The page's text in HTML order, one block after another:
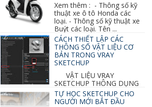
Xem thêm : - Thông số kỹ
thuật xe ô tô Honda các
loại. - Thông số kỹ thuật xe
Buýt các loại. Tên ...
CÁCH THIẾT LẬP CÁC
THÔNG SỐ VẬT LIỆU CƠ
BẢN TRONG VRAY
SKETCHUP
VẬT LIỆU VRAY
SKETCHUP THÔNG DỤNG
NHẤT 1. VẬT LIỆU VRAY INOX BÓNG: ●
Diffuse : đen ● Reflection color ...
TỰ HỌC SKETCHUP CHO
NGƯỜI MỚI BẮT ĐẦU